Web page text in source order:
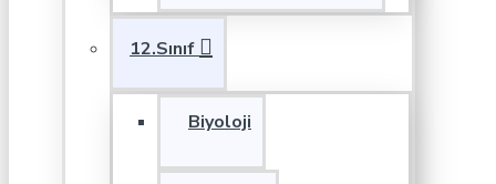
12.Sınıf
Biyoloji